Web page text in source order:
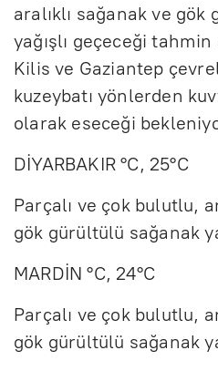
aralıklı sağanak ve
yağışlı geçeceği tahmin
Kilis ve Gaziantep
kuzeybatı yönlerden
olarak eseceği
DİYARBAKIR °C, 25°C
Parçalı ve çok bulutlu,
gök gürültülü sağanak
MARDİN °C, 24°C
Parçalı ve çok bulutlu,
gök gürültülü sağanak